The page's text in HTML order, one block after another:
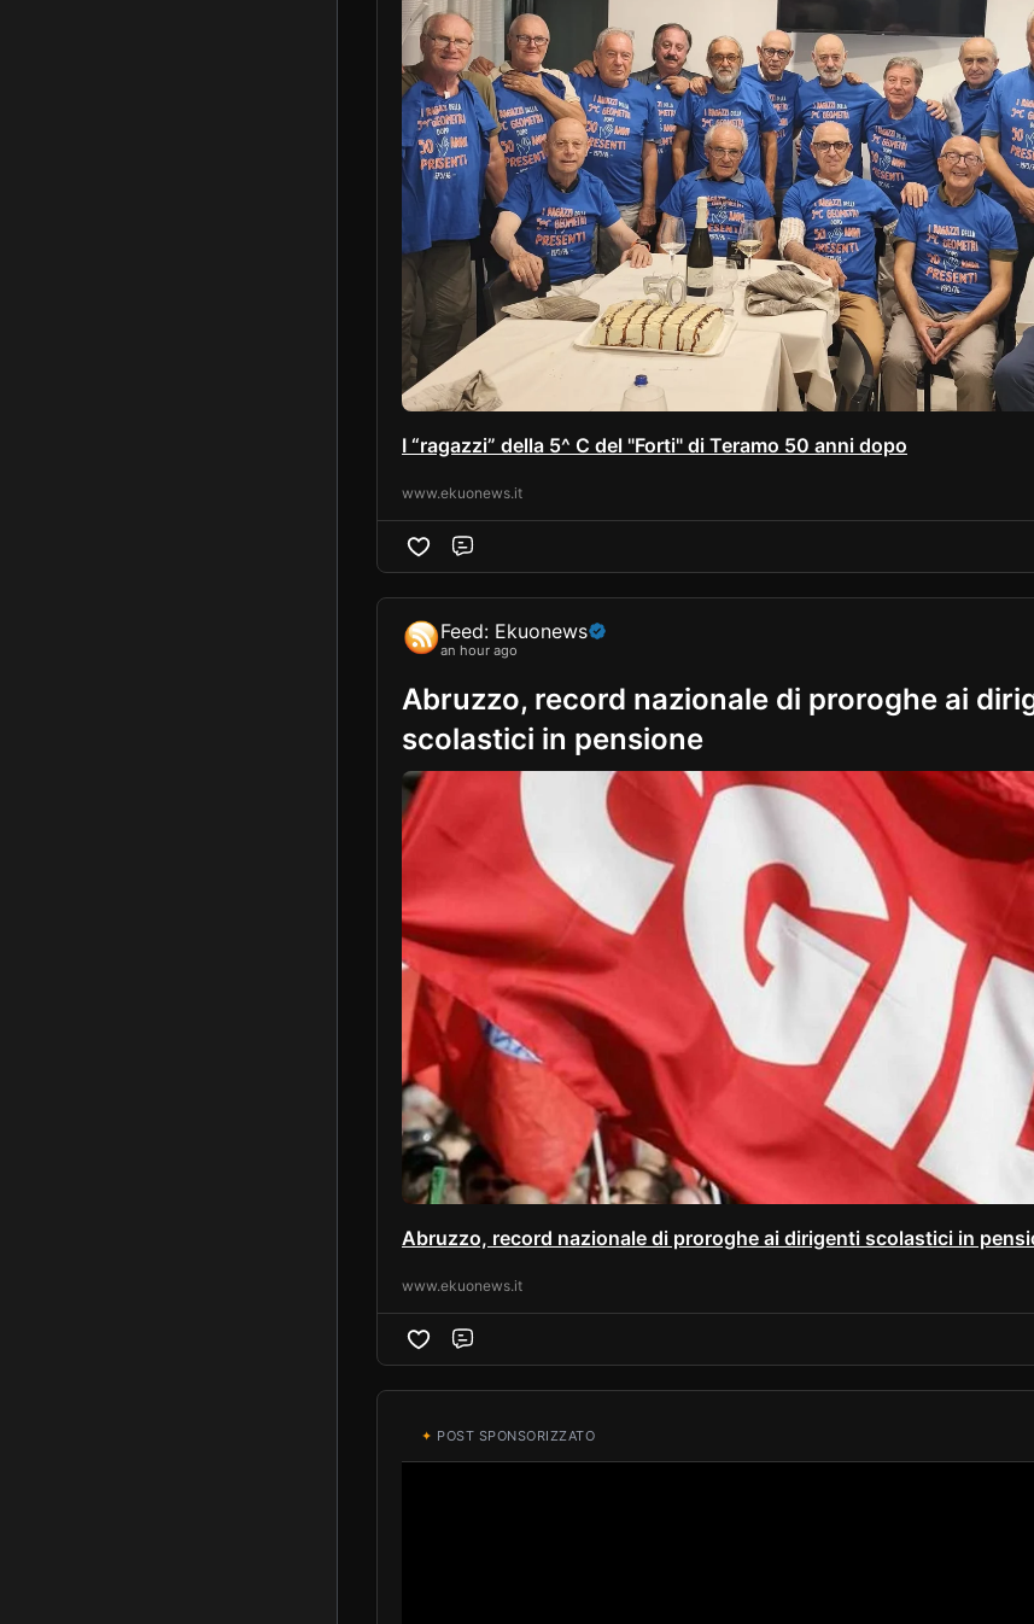
I “ragazzi” della 5^ C del "Forti" di Teramo 50 anni dopo
www.ekuonews.it
Feed: Ekuonews
an hour ago
Abruzzo, record nazionale di proroghe ai
scolastici in pensione
Abruzzo, record nazionale di proroghe ai dirigenti scolastici in
www.ekuonews.it
✦ POST SPONSORIZZATO